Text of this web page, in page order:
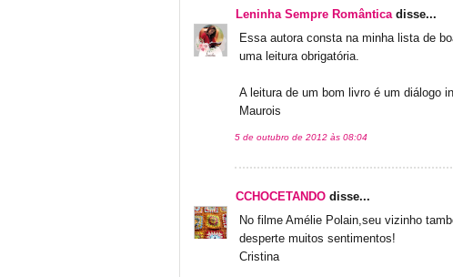
Leninha Sempre Românticadisse...
Essa autora consta na minha lista de
uma leitura obrigatória.
A leitura de um bom livro é um diálogo
Maurois
5 de outubro de 2012 às 08:04
CCHOCETANDO disse...
No filme Amélie Polain,seu vizinho
desperte muitos sentimentos!
Cristina